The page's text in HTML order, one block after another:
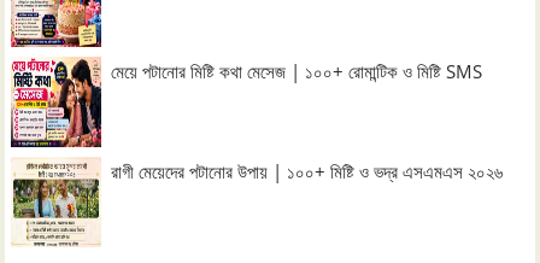
মেয়ে পটানোর মিষ্টি কথা মেসেজ | ১০০+ রোমান্টিক ও মিষ্টি SMS
রাগী মেয়েদের পটানোর উপায় | ১০০+ মিষ্টি ও ভদ্র এসএমএস ২০২৬